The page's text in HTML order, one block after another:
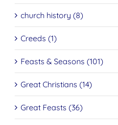
church history (8)
Creeds (1)
Feasts & Seasons (101)
Great Christians (14)
Great Feasts (36)